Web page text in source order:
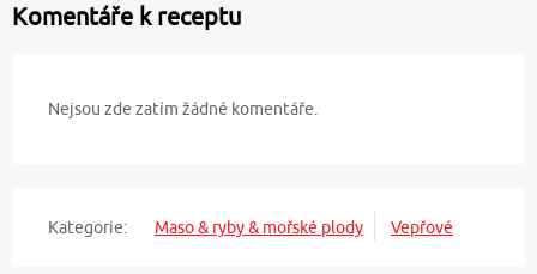
Komentáře k receptu
Nejsou zde zatím žádné komentáře.
Kategorie: Maso & ryby & mořské plody Vepřové